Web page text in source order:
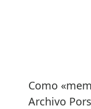
Como
Archivo